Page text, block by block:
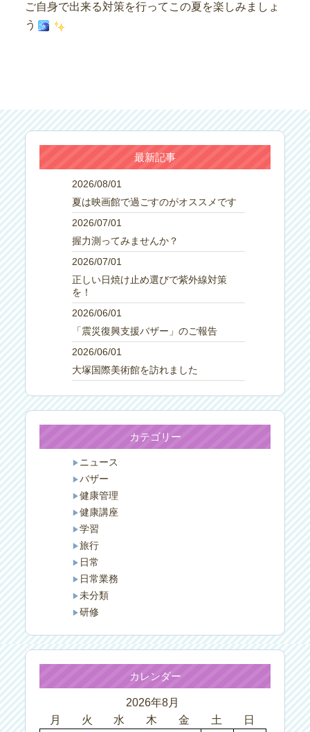
ご自身で出来る対策を行ってこの夏を楽しみましょ
う
最新記事
2026/08/01
夏は映画館で過ごすのがオススメです
2026/07/01
握力測ってみませんか？
2026/07/01
正しい日焼け止め選びで紫外線対策
を！
2026/06/01
「震災復興支援バザー」のご報告
2026/06/01
大塚国際美術館を訪れました
カテゴリー
ニュース
バザー
健康管理
健康講座
学習
旅行
日常
日常業務
未分類
研修
カレンダー
2026年8月
月
火 水 木 金 土 日